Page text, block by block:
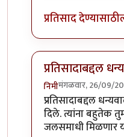
प्रतिसाद देण्यासाठी
प्रतिसादाबद्दल
निमीमंगळवार, 26/09/
In reply toछान.
प्रतिसादाबद्दल
दिले. त्यांना बहुतेक
जलसमाधी मिळणार